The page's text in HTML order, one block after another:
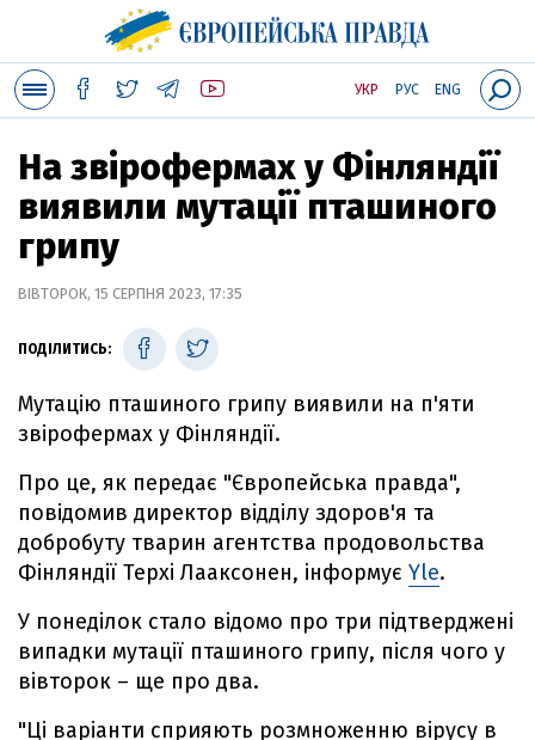
УКР РУС ENG
На звірофермах у Фінляндії
виявили мутації пташиного
грипу
ВІВТОРОК, 15 СЕРПНЯ 2023, 17:35
ПОДІЛИТИСЬ:
Мутацію пташиного грипу виявили на п'яти
звірофермах у Фінляндії.
Про це, як передає "Європейська правда",
повідомив директор відділу здоров'я та
добробуту тварин агентства продовольства
Фінляндії Терхі Лааксонен, інформує Yle.
У понеділок стало відомо про три підтверджені
випадки мутації пташиного грипу, після чого у
вівторок – ще про два.
"Ці варіанти сприяють розмноженню вірусу в